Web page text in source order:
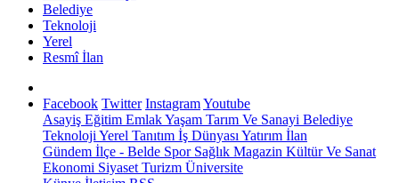
Belediye
Teknoloji
Yerel
Resmî İlan
Facebook Twitter InstagramYoutube
Asayiş Eğitim EmlakYaşam Tarım Ve Sanayi Belediye
Teknoloji Yerel Tanıtım İş Dünyası Yatırım İlan
Gündem İlçe - Belde SporSağlık Magazin Kültür Ve Sanat
Ekonomi Siyaset Turizm Üniversite